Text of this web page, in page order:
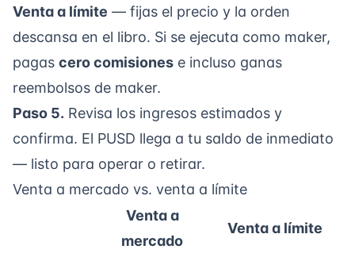
Venta a límite — fijas el precio y la orden
descansa en el libro. Si se ejecuta como maker,
pagas cero comisiones e incluso ganas
reembolsos de maker.
Paso 5. Revisa los ingresos estimados y
confirma. El PUSD llega a tu saldo de inmediato
— listo para operar o retirar.
Venta a mercado vs. venta a límite
Venta a
mercado
Venta a límite